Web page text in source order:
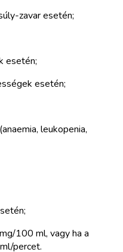
zavar esetén;
esetén;
esetén;
leukopenia,
100 ml, vagy ha a
percet.